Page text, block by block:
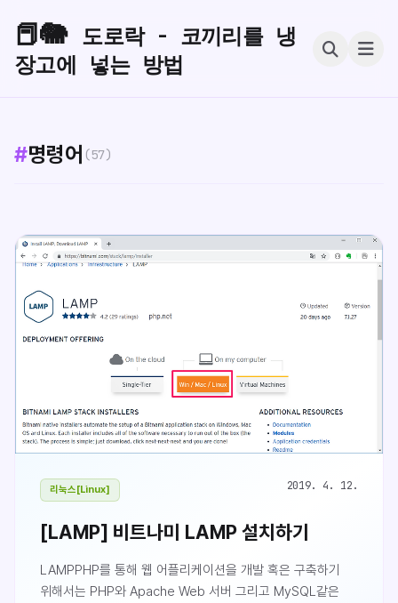
📕🐘 도로락 - 코끼리를 냉
장고에 넣는 방법
#명령어 (57)
리눅스[Linux] 2019. 4. 12.
[LAMP] 비트나미 LAMP 설치하기
LAMPPHP를 통해 웹 어플리케이션을 개발 혹은 구축하기
위해서는 PHP와 Apache Web 서버 그리고 MySQL같은